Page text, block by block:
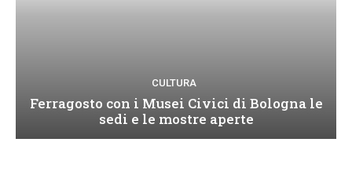
CULTURA
Ferragosto con i Musei Civici di Bologna le
sedi e le mostre aperte